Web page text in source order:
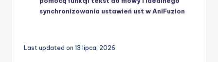
synchronizowania ustawień ust w AniFuzion
Last updated on 13 lipca, 2026